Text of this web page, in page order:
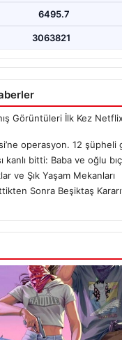
6495.7
3063821
Görüntüleri İlk Kez
operasyon. 12 şüpheli
kanlı bitti: Baba ve oğlu
ve Şık Yaşam Mekanları
Sonra Beşiktaş